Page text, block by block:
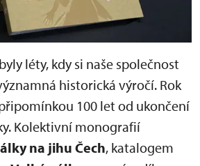
léty, kdy si naše společnost
historická výročí. Rok
100 let od ukončení
Kolektivní monografií
na jihu Čech, katalogem